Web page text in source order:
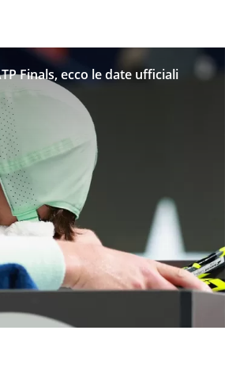
Finals, ecco le date ufficiali